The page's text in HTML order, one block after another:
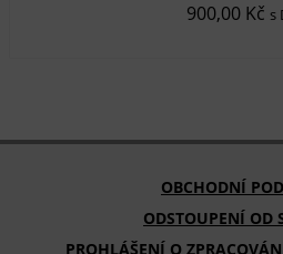
900,00 Kč s
OBCHODNÍ
ODSTOUPENÍ OD
PROHLÁŠENÍ O